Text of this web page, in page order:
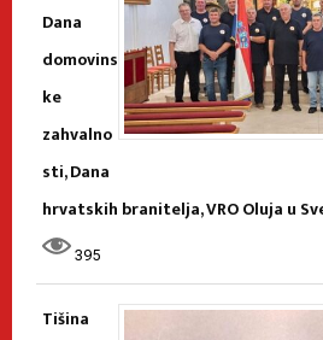
Dana
domovins
ke
zahvalno
sti, Dana
hrvatskih branitelja, VRO Oluja u
395
Tišina